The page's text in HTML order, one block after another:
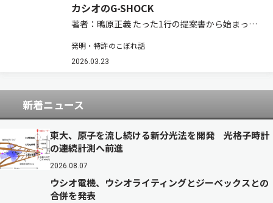
カシオのG-SHOCK
著者：鴫原正義 たった1行の提案書から始まった
は，1983（S. 58）年に発売されて以来の累計出
荷総数が昨年3月に1億5,000万個を超え，その後
発明・特許のこぼれ話
2026.03.23
新着ニュース
東大、原子を流し続ける新分光法を開発 光格子時計
の連続計測へ前進
2026.08.07
ウシオ電機、ウシオライティングとジーベックスとの
合併を発表